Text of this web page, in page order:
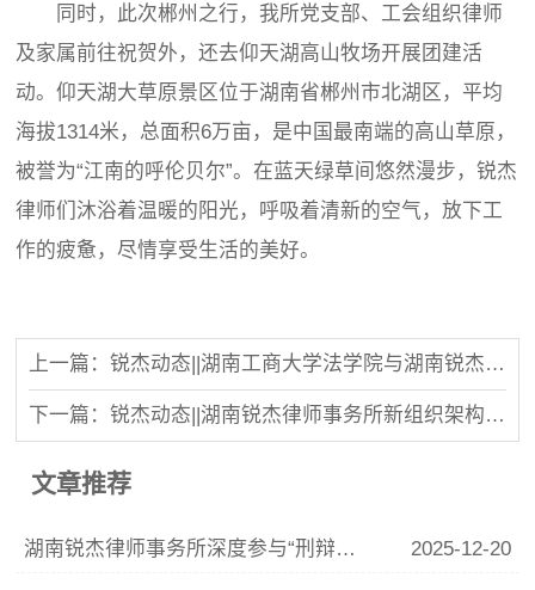
同时，此次郴州之行，我所党支部、工会组织律师
及家属前往祝贺外，还去仰天湖高山牧场开展团建活
动。仰天湖大草原景区位于湖南省郴州市北湖区，平均
海拔1314米，总面积6万亩，是中国最南端的高山草原，
被誉为“江南的呼伦贝尔”。在蓝天绿草间悠然漫步，锐杰
律师们沐浴着温暖的阳光，呼吸着清新的空气，放下工
作的疲惫，尽情享受生活的美好。
上一篇：锐杰动态||湖南工商大学法学院与湖南锐杰律师事务所签署共建就业实习基地合作协议
下一篇：锐杰动态||湖南锐杰律师事务所新组织架构暨新管理团队成立大会圆满举行
文章推荐
湖南锐杰律师事务所深度参与“刑辩湘军”联训 李青云副主任精析涉“骗”案件辩护要点 2025-12-20